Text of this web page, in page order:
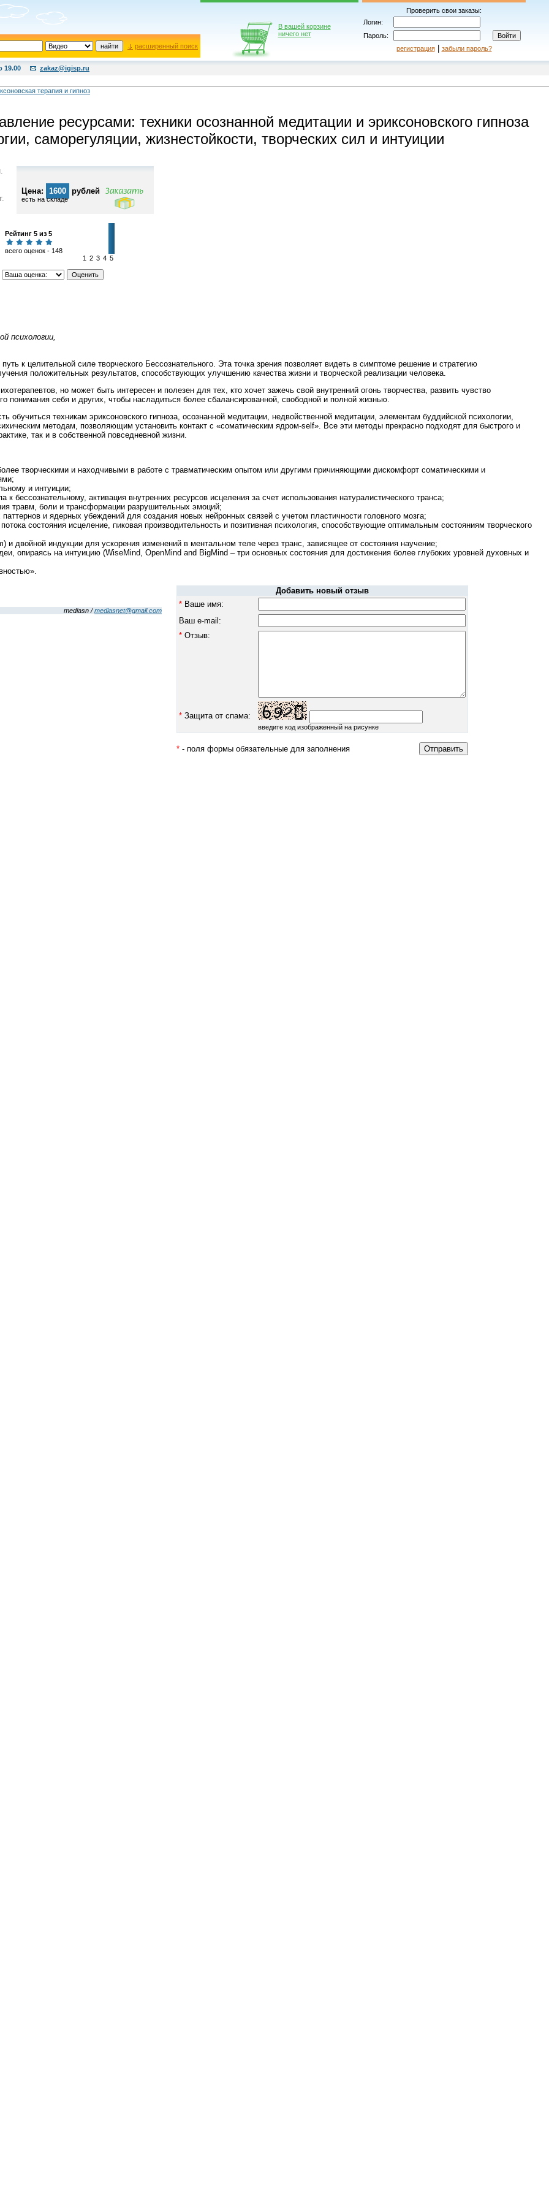
расширенный поиск
В вашей корзине
ничего нет
Проверить свои заказы:
Логин:
Пароль:
регистрация| забыли пароль?
19.00 zakaz@igisp.ru
терапия и гипноз
ресурсами: техники осознанной медитации и эриксоновского гипноза
саморегуляции, жизнестойкости, творческих сил и интуиции
Цена: 1600 рублей
есть на складе
Рейтинг 5 из 5
всего оценок - 148
1 2 3 4 5
психологии,
к целительной силе творческого Бессознательного. Эта точка зрения позволяет видеть в симптоме решение и стратегию
положительных результатов, способствующих улучшению качества жизни и творческой реализации человека.
но может быть интересен и полезен для тех, кто хочет зажечь свой внутренний огонь творчества, развить чувство
понимания себя и других, чтобы насладиться более сбалансированной, свободной и полной жизнью.
обучиться техникам эриксоновского гипноза, осознанной медитации, недвойственной медитации, элементам буддийской психологии,
методам, позволяющим установить контакт с «соматическим ядром-self». Все эти методы прекрасно подходят для быстрого и
так и в собственной повседневной жизни.
творческими и находчивыми в работе с травматическим опытом или другими причиняющими дискомфорт соматическими и
и интуиции;
бессознательному, активация внутренних ресурсов исцеления за счет использования натуралистического транса;
травм, боли и трансформации разрушительных эмоций;
и ядерных убеждений для создания новых нейронных связей с учетом пластичности головного мозга;
состояния исцеление, пиковая производительность и позитивная психология, способствующие оптимальным состояниям творческого
и двойной индукции для ускорения изменений в ментальном теле через транс, зависящее от состояния научение;
опираясь на интуицию (WiseMind, OpenMind and BigMind – три основных состояния для достижения более глубоких уровней духовных и
mediasn /mediasnet@gmail.com
Добавить новый отзыв
* Ваше имя:
Ваш e-mail:
* Отзыв:
* Защита от спама:
введите код изображенный на рисунке
* - поля формы обязательные для заполнения